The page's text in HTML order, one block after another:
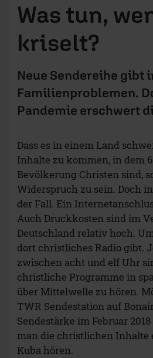
Was tun,
kriselt?
Neue Sendereihe gibt
Familienproblemen.
Pandemie erschwert
Dass es in einem Land
Inhalte zu kommen, in dem
Bevölkerung Christen sind,
Widerspruch zu sein. Doch
der Fall. Ein
Auch Druckkosten sind im
Deutschland relativ hoch.
dort christliches Radio gibt.
zwischen acht und elf Uhr
christliche Programme in
über Mittelwelle zu hören.
TWR Sendestation auf
Sendestärke im Februar
man die christlichen Inhalte
Kuba hören.